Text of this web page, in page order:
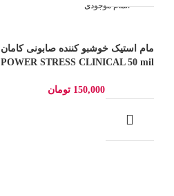
اتمام موجودی
مام استیک خوشبو کننده صابونی کامان
POWER STRESS CLINICAL 50 mil
150,000 تومان